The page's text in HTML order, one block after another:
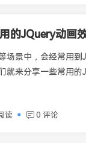
场景中，会经常用
就来分享一些常用的
读 0 评论